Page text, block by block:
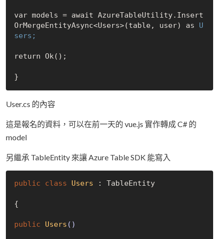
var models = await AzureTableUtility.Insert
OrMergeEntityAsync<Users>(table, user) as U
return Ok();
User.cs 的內容
這是報名的資料，可以在前一天的 vue.js 實作轉成 C# 的
model
另繼承 TableEntity 來讓 Azure Table SDK 能寫入
public class Users : TableEntity
{
public Users ()